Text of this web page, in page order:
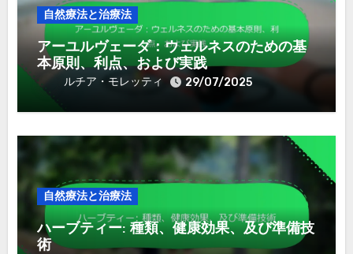
自然療法と治療法
アーユルヴェーダ：ウェルネスのための基
本原則、利点、および実践
ルチア・モレッティ 29/07/2025
自然療法と治療法
ハーブティー: 種類、健康効果、及び準備技
術